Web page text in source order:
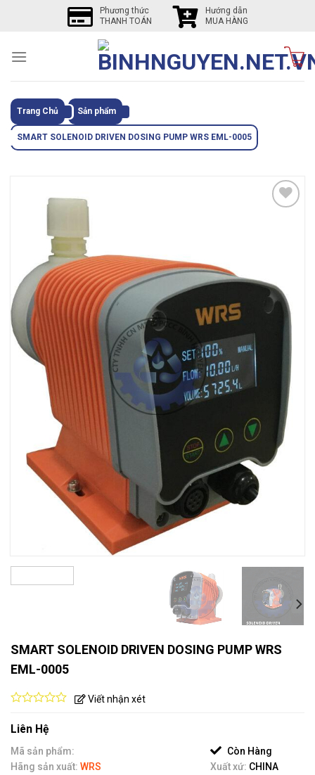
Phương thức
THANH TOÁN
Hướng dẫn
MUA HÀNG
Trang Chủ Sản phẩm
SMART SOLENOID DRIVEN DOSING PUMP WRS EML-0005
SMART SOLENOID DRIVEN DOSING PUMP WRS
EML-0005
out
of
5
Viết nhận xét
Liên Hệ
Mã sản phẩm:
Còn Hàng
Hãng sản xuất: WRS Xuất xứ: CHINA